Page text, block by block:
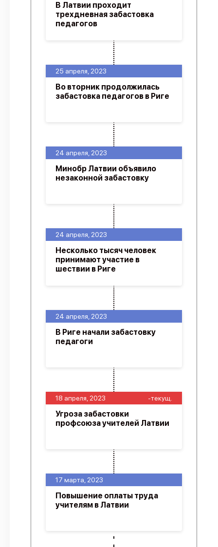
17 марта, 2023
Повышение оплаты труда
учителям в Латвии
18 апреля, 2023 -текущ.
Угроза забастовки
профсоюза учителей Латвии
24 апреля, 2023
В Риге начали забастовку
педагоги
24 апреля, 2023
Несколько тысяч человек
принимают участие в
шествии в Риге
24 апреля, 2023
Минобр Латвии объявило
незаконной забастовку
25 апреля, 2023
Во вторник продолжилась
забастовка педагогов в Риге
В Латвии проходит
трехдневная забастовка
педагогов